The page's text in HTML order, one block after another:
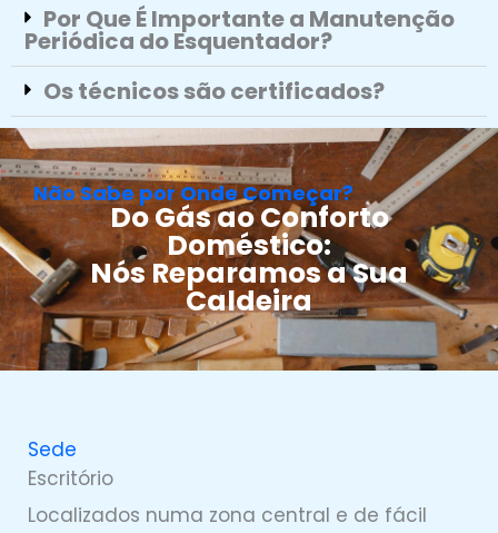
Por Que É Importante a Manutenção
Periódica do Esquentador?
Os técnicos são certificados?
Não Sabe por Onde Começar?
Do Gás ao Conforto
Doméstico:
Nós Reparamos a Sua
Caldeira
Sede
Escritório
Localizados numa zona central e de fácil